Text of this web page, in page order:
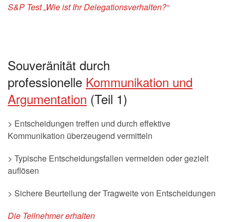
S&P Test „Wie ist Ihr Delegationsverhalten?“
Souveränität durch
professionelle Kommunikation und
Argumentation (Teil 1)
> Entscheidungen treffen und durch effektive
Kommunikation überzeugend vermitteln
> Typische Entscheidungsfallen vermeiden oder gezielt
auflösen
> Sichere Beurteilung der Tragweite von Entscheidungen
Die Teilnehmer erhalten